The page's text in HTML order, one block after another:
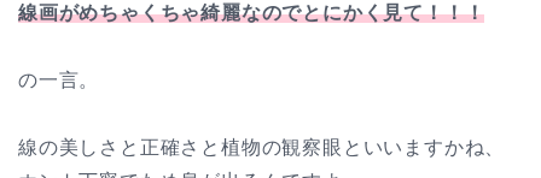
線画がめちゃくちゃ綺麗なのでとにかく見て！！！
の一言。
線の美しさと正確さと植物の観察眼といいますかね、